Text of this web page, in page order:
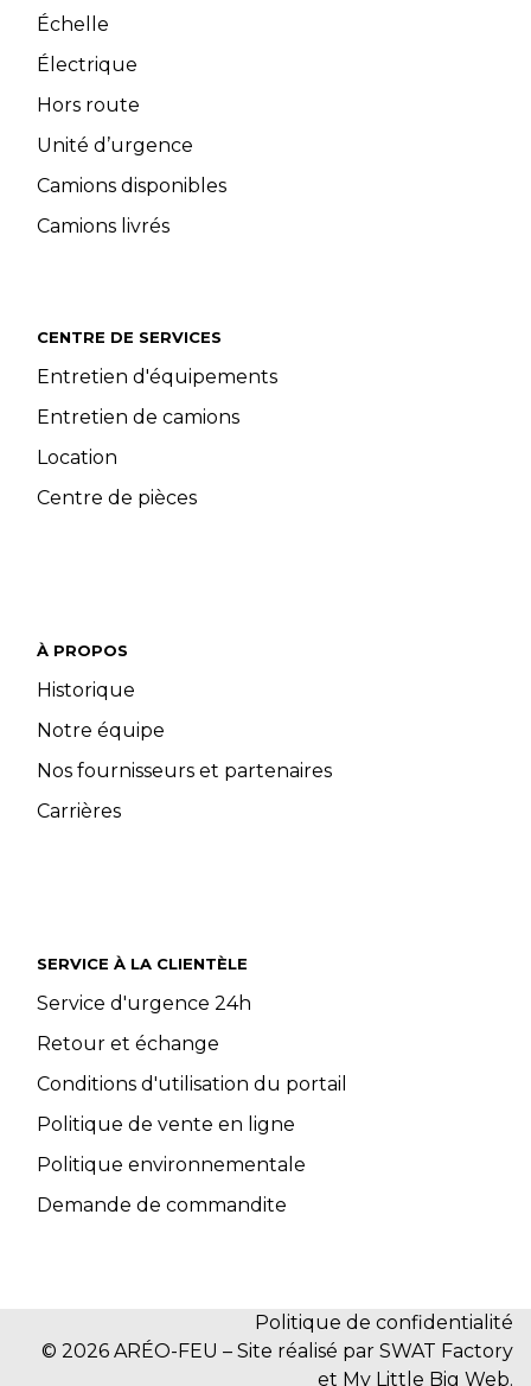
Échelle
Électrique
Hors route
Unité d’urgence
Camions disponibles
Camions livrés
CENTRE DE SERVICES
Entretien d'équipements
Entretien de camions
Location
Centre de pièces
À PROPOS
Historique
Notre équipe
Nos fournisseurs et partenaires
Carrières
SERVICE À LA CLIENTÈLE
Service d'urgence 24h
Retour et échange
Conditions d'utilisation du portail
Politique de vente en ligne
Politique environnementale
Demande de commandite
Politique de confidentialité
© 2026 ARÉO-FEU – Site réalisé par SWAT Factory
et My Little Big Web.